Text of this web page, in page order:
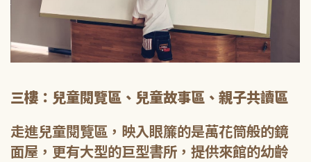
三樓：兒童閱覽區、兒童故事區、親子共讀區
走進兒童閱覽區，映入眼簾的是萬花筒般的鏡
面屋，更有大型的巨型書所，提供來館的幼齡